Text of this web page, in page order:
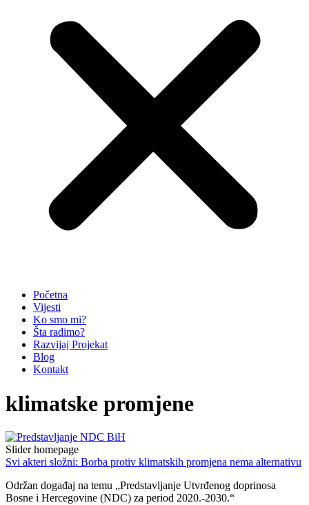
Početna
Vijesti
Ko smo mi?
Šta radimo?
Razvijaj Projekat
Blog
Kontakt
klimatske promjene
Slider homepage
Svi akteri složni: Borba protiv klimatskih promjena nema alternativu
Održan događaj na temu „Predstavljanje Utvrđenog doprinosa
Bosne i Hercegovine (NDC) za period 2020.-2030.“